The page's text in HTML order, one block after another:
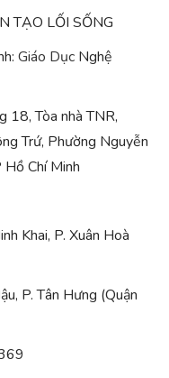
TẠO LỐI SỐNG
Giáo Dục Nghệ
18, Tòa nhà TNR,
Trứ, Phường Nguyễn
Hồ Chí Minh
Khai, P. Xuân Hoà
P. Tân Hưng (Quận